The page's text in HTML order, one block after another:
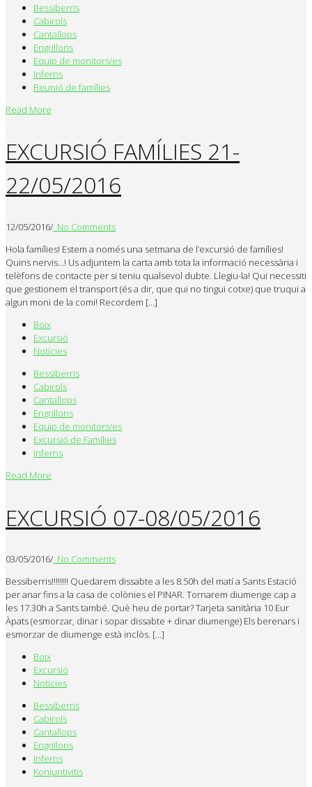
Bessiberris
Cabirols
Cantallops
Engrillons
Equip de monitors/es
Inferns
Reunió de famílies
Read More
EXCURSIÓ FAMÍLIES 21-
22/05/2016
12/05/2016/ No Comments
Hola famílies! Estem a només una setmana de l’excursió de famílies!
Quins nervis…! Us adjuntem la carta amb tota la informació necessària i
telèfons de contacte per si teniu qualsevol dubte. Llegiu-la! Qui necessiti
que gestionem el transport (és a dir, que qui no tingui cotxe) que truqui a
algun moni de la comi! Recordem […]
Boix
Excursió
Notícies
Bessiberris
Cabirols
Cantallops
Engrillons
Equip de monitors/es
Excursió de Famílies
Inferns
Read More
EXCURSIÓ 07-08/05/2016
03/05/2016/ No Comments
Bessiberris!!!!!!!! Quedarem dissabte a les 8.50h del matí a Sants Estació
per anar fins a la casa de colònies el PINAR. Tornarem diumenge cap a
les 17.30h a Sants també. Què heu de portar? Tarjeta sanitària 10 Eur
Àpats (esmorzar, dinar i sopar dissabte + dinar diumenge) Els berenars i
esmorzar de diumenge està inclòs. […]
Boix
Excursió
Notícies
Bessiberris
Cabirols
Cantallops
Engrillons
Inferns
Konjuntivitis